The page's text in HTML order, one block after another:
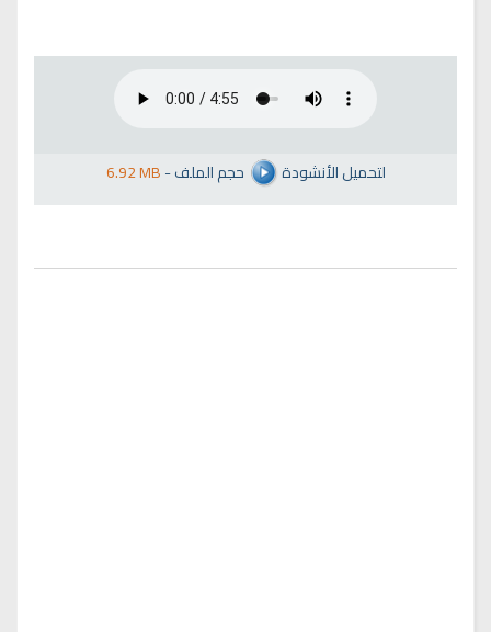
6.92 MB- لتحميل الأنشودة حجم الملف